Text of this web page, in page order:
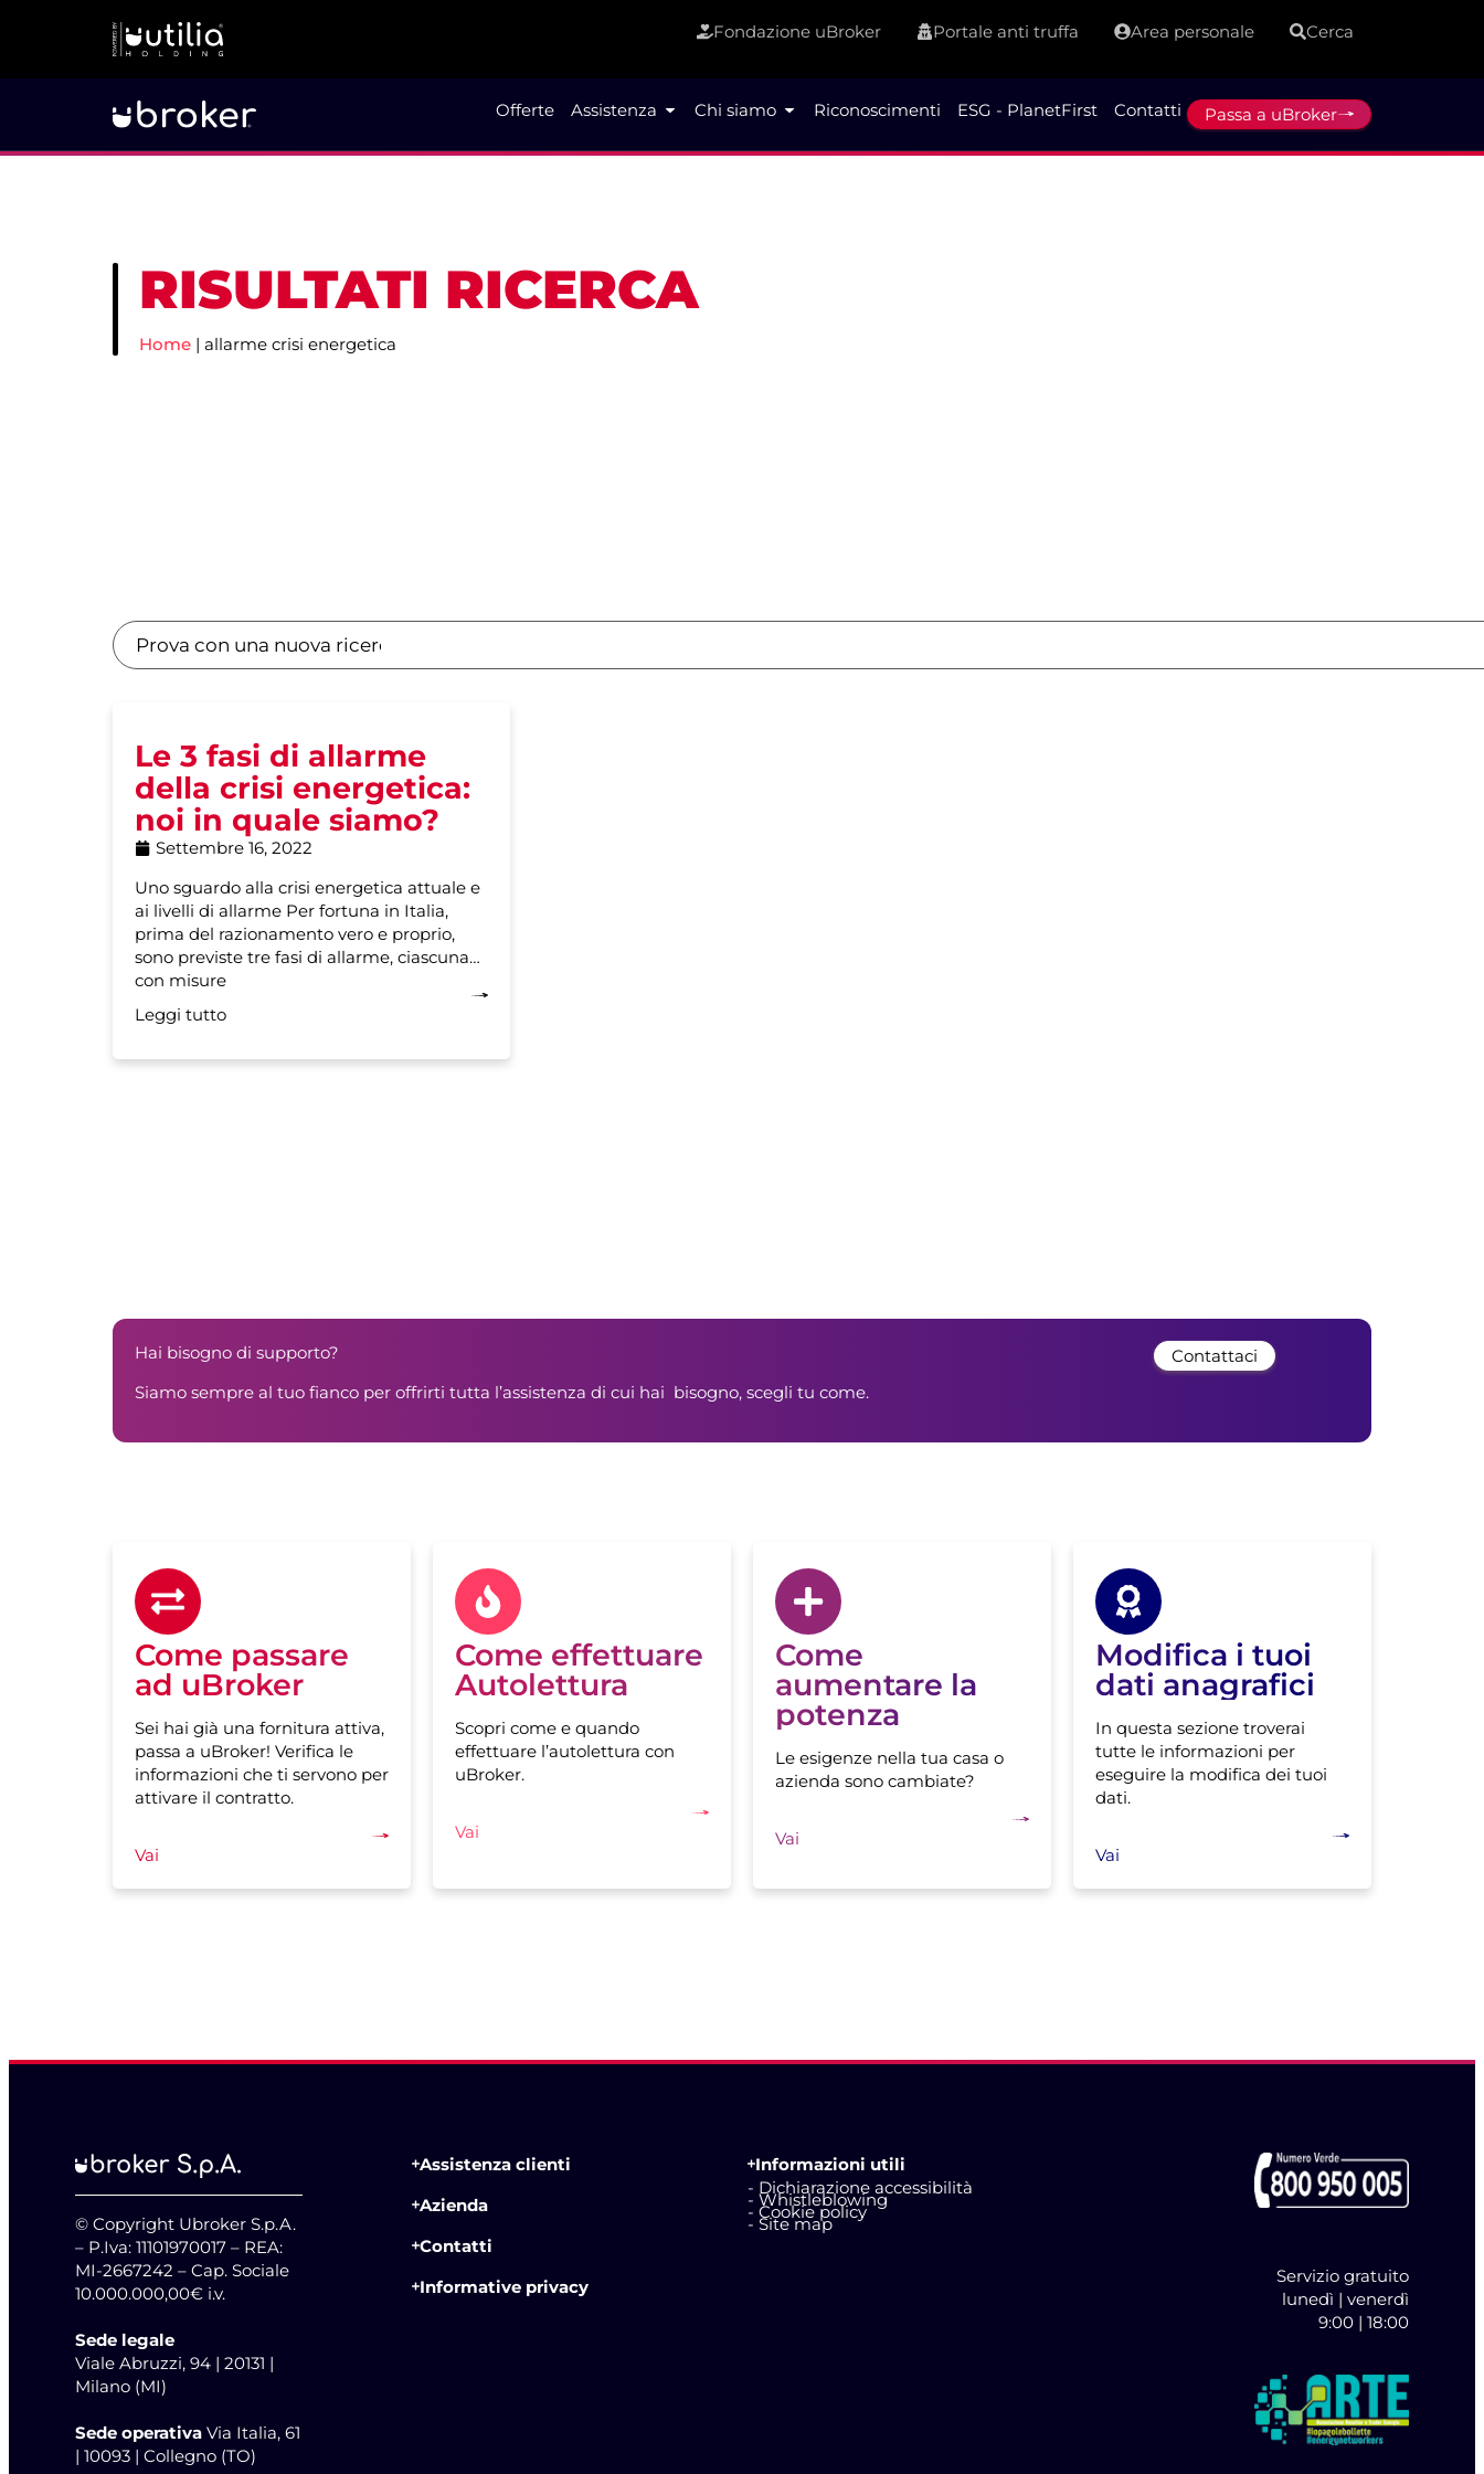
Fondazione uBroker Portale anti truffa Area personale Cerca
Offerte Assistenza Chi siamo Riconoscimenti ESG - PlanetFirst Contatti Passa a uBroker
RISULTATI RICERCA
Home |allarme crisi energetica
Le 3 fasi di allarme
della crisi energetica:
noi in quale siamo?
Settembre 16, 2022
Uno sguardo alla crisi energetica attuale e
ai livelli di allarme Per fortuna in Italia,
prima del razionamento vero e proprio,
sono previste tre fasi di allarme, ciascuna
con misure
Leggi tutto
Hai bisogno di supporto?
Siamo sempre al tuo fianco per offrirti tutta l’assistenza di cui hai bisogno, scegli tu come.
Contattaci
Come passare
ad uBroker
Sei hai già una fornitura attiva,
passa a uBroker! Verifica le
informazioni che ti servono per
attivare il contratto.
Vai
Come effettuare
Autolettura
Scopri come e quando
effettuare l’autolettura con
uBroker.
Vai
Come
aumentare la
potenza
Le esigenze nella tua casa o
azienda sono cambiate?
Vai
Modifica i tuoi
dati anagrafici
In questa sezione troverai
tutte le informazioni per
eseguire la modifica dei tuoi
dati.
Vai
© Copyright Ubroker S.p.A.
– P.Iva: 11101970017 – REA:
MI-2667242 – Cap. Sociale
10.000.000,00€ i.v.
Sede legale
Viale Abruzzi, 94 | 20131 |
Milano (MI)
Sede operativa Via Italia, 61
| 10093 | Collegno (TO)
Assistenza clienti
Azienda
Contatti
Informative privacy
Informazioni utili
- Dichiarazione accessibilità
- Whistleblowing
- Cookie policy
- Site map
Servizio gratuito
lunedì | venerdì
9:00 | 18:00